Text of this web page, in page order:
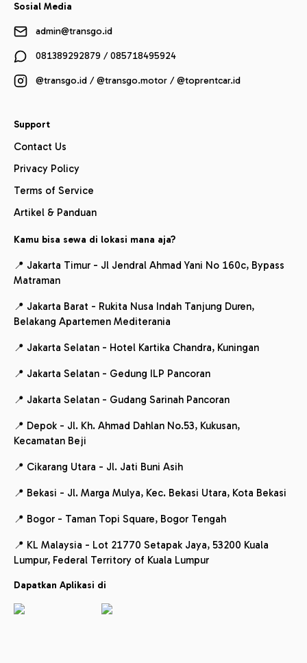
Sosial Media
admin@transgo.id
081389292879 / 085718495924
@transgo.id / @transgo.motor / @toprentcar.id
Support
Contact Us
Privacy Policy
Terms of Service
Artikel & Panduan
Kamu bisa sewa di lokasi mana aja?
📍 Jakarta Timur - Jl Jendral Ahmad Yani No 160c, Bypass
Matraman
📍 Jakarta Barat - Rukita Nusa Indah Tanjung Duren,
Belakang Apartemen Mediterania
📍 Jakarta Selatan - Hotel Kartika Chandra, Kuningan
📍 Jakarta Selatan - Gedung ILP Pancoran
📍 Jakarta Selatan - Gudang Sarinah Pancoran
📍 Depok - Jl. Kh. Ahmad Dahlan No.53, Kukusan,
Kecamatan Beji
📍 Cikarang Utara - Jl. Jati Buni Asih
📍 Bekasi - Jl. Marga Mulya, Kec. Bekasi Utara, Kota Bekasi
📍 Bogor - Taman Topi Square, Bogor Tengah
📍 KL Malaysia - Lot 21770 Setapak Jaya, 53200 Kuala
Lumpur, Federal Territory of Kuala Lumpur
Dapatkan Aplikasi di